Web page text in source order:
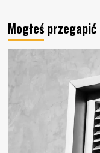
Mogłeś przegapić